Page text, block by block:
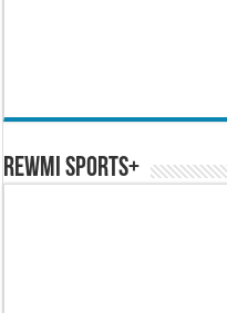
REWMI SPORTS+